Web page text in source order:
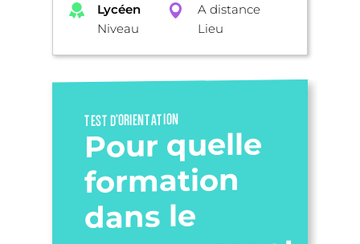
Lycéen
Niveau
A distance
Lieu
TEST D’ORIENTATION
Pour quelle
formation
dans le